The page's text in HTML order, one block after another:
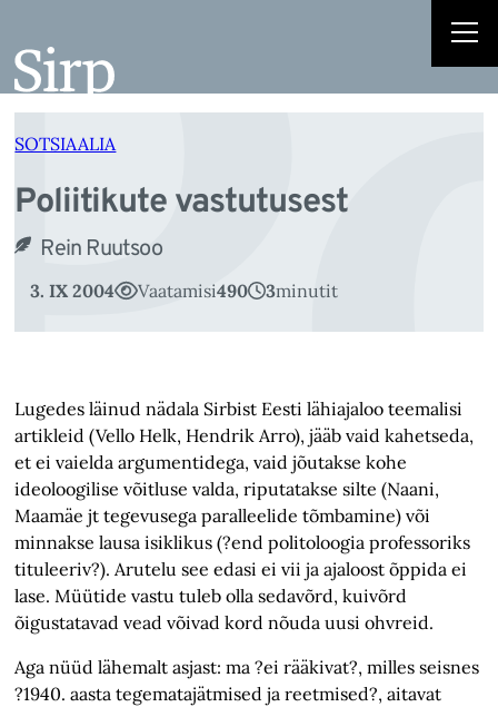
juurde
SOTSIAALIA
Poliitikute vastutusest
Rein Ruutsoo
3. IX 2004 Vaatamisi490 3minutit
Lugedes läinud nädala Sirbist Eesti lähiajaloo teemalisi
artikleid (Vello Helk, Hendrik Arro), jääb vaid kahetseda,
et ei vaielda argumentidega, vaid jõutakse kohe
ideoloogilise võitluse valda, riputatakse silte (Naani,
Maamäe jt tegevusega paralleelide tõmbamine) või
minnakse lausa isiklikus (?end politoloogia professoriks
tituleeriv?). Arutelu see edasi ei vii ja ajaloost õppida ei
lase. Müütide vastu tuleb olla sedavõrd, kuivõrd
õigustatavad vead võivad kord nõuda uusi ohvreid.
Aga nüüd lähemalt asjast: ma ?ei rääkivat?, milles seisnes
?1940. aasta tegematajätmised ja reetmised?, aitavat